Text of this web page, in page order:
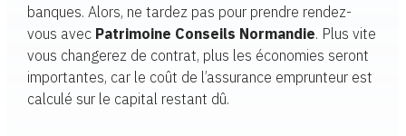
banques. Alors, ne tardez pas pour prendre rendez-
vous avec Patrimoine Conseils Normandie. Plus vite
vous changerez de contrat, plus les économies seront
importantes, car le coût de l’assurance emprunteur est
calculé sur le capital restant dû.